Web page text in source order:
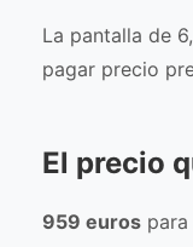
La pantalla de
pagar precio
El precio
959 euros para